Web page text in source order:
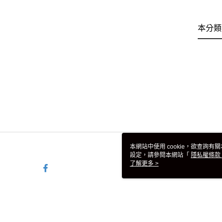
本分
本網站中使用 cookie，欲查詢有
設定，請參閱本網站「 隱私權條款
使用 cookie。
了解更多 >